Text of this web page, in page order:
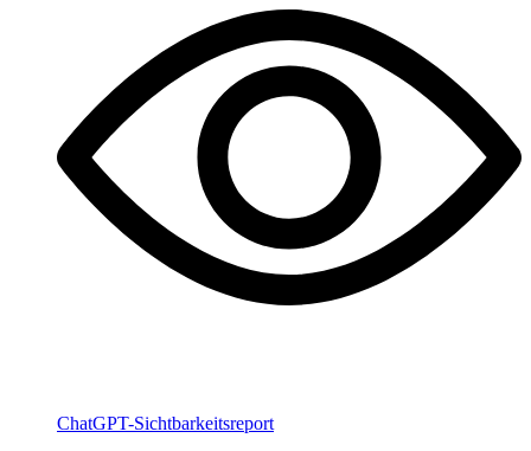
ChatGPT-Sichtbarkeitsreport